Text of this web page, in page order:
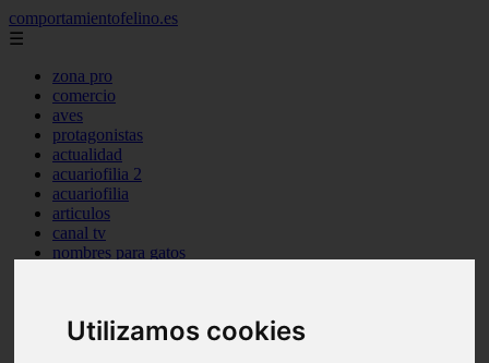
Utilizamos cookies
comportamientofelino.es
☰
zona pro
comercio
aves
protagonistas
actualidad
acuariofilia 2
acuariofilia
articulos
canal tv
nombres para gatos
zona pro